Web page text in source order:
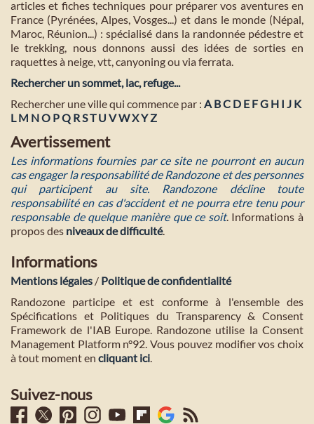
articles et fiches techniques pour préparer vos aventures en
France (Pyrénées, Alpes, Vosges...) et dans le monde (Népal,
Maroc, Réunion...) : spécialisé dans la randonnée pédestre et
le trekking, nous donnons aussi des idées de sorties en
raquettes à neige, vtt, canyoning ou via ferrata.
Rechercher un sommet, lac, refuge...
Rechercher une ville qui commence par : A BC D E FG H I J K
L M NO PQ RST U VWXYZ
Avertissement
Les informations fournies par ce site ne pourront en aucun
cas engager la responsabilité de Randozone et des personnes
qui participent au site. Randozone décline toute
responsabilité en cas d'accident et ne pourra etre tenu pour
responsable de quelque manière que ce soit. Informations à
propos des niveaux de difficulté.
Informations
Mentions légales / Politique de confidentialité
Randozone participe et est conforme à l'ensemble des
Spécifications et Politiques du Transparency & Consent
Framework de l'IAB Europe. Randozone utilise la Consent
Management Platform n°92. Vous pouvez modifier vos choix
à tout moment en cliquant ici.
Suivez-nous